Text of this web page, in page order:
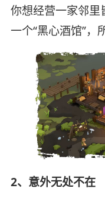
你想经营一家邻里
一个“黑心酒馆”，
2、意外无处不在